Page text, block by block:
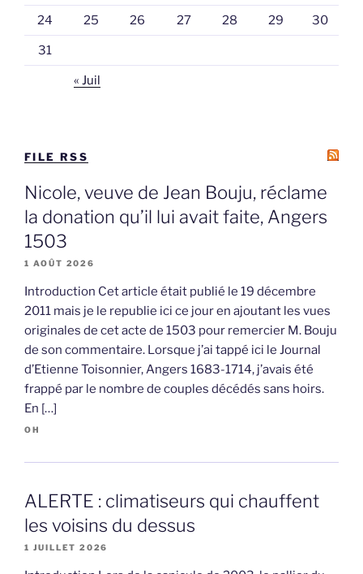
24 25 26 27 28 29 30
31
« Juil
FILE RSS
Nicole, veuve de Jean Bouju, réclame
la donation qu’il lui avait faite, Angers
1503
1 AOÛT 2026
Introduction Cet article était publié le 19 décembre
2011 mais je le republie ici ce jour en ajoutant les vues
originales de cet acte de 1503 pour remercier M. Bouju
de son commentaire. Lorsque j’ai tappé ici le Journal
d’Etienne Toisonnier, Angers 1683-1714, j’avais été
frappé par le nombre de couples décédés sans hoirs.
En […]
OH
ALERTE : climatiseurs qui chauffent
les voisins du dessus
1 JUILLET 2026